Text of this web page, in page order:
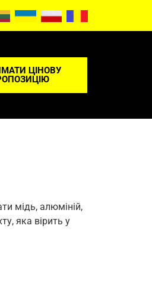
ЦІНОВУ
мідь, алюміній,
яка вірить у